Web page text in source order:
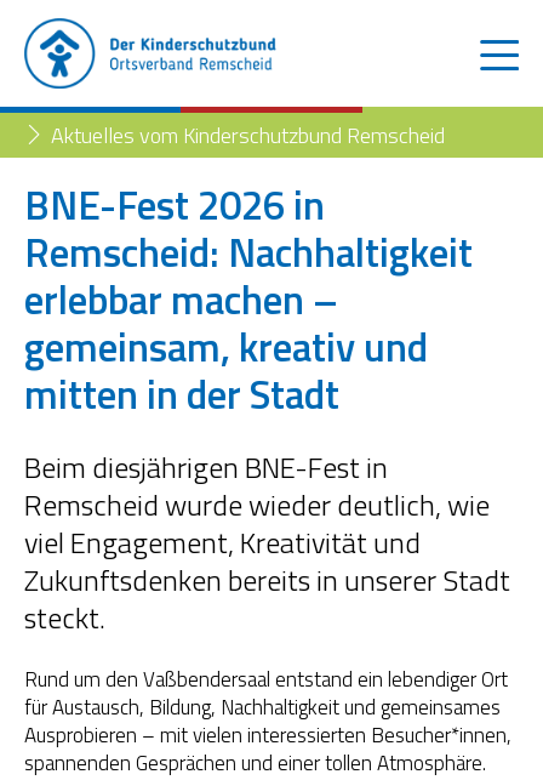
Der Kinderschutzbund
Aktuelles
Blog
Kinder- und Jugendtelefon
Trennung der Eltern
Familienberatungsstelle
Fachstelle „Frühe Hilfen“
Müttertreff „Mama mia“
OGS Heinrich-Neumann-Schule
Kinder im Blick – Elternkurse
Wohngemeinschaft
Aktuelles vom Kinderschutzbund Remscheid
BNE-Fest 2026 in
Remscheid: Nachhaltigkeit
erlebbar machen –
gemeinsam, kreativ und
mitten in der Stadt
Beim diesjährigen BNE-Fest in
Remscheid wurde wieder deutlich, wie
viel Engagement, Kreativität und
Zukunftsdenken bereits in unserer Stadt
steckt.
Rund um den Vaßbendersaal entstand ein lebendiger Ort
für Austausch, Bildung, Nachhaltigkeit und gemeinsames
Ausprobieren – mit vielen interessierten Besucher*innen,
spannenden Gesprächen und einer tollen Atmosphäre.